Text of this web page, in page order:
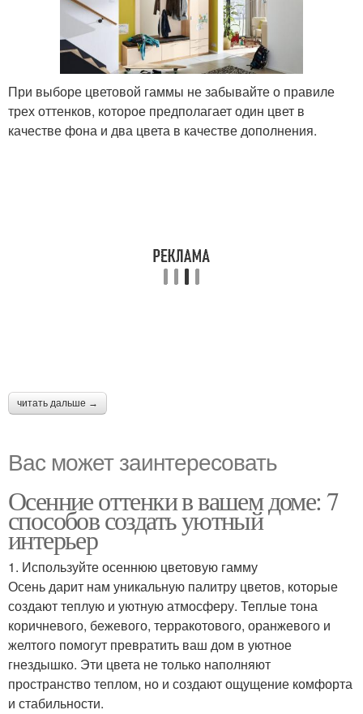
При выборе цветовой гаммы не забывайте о правиле
трех оттенков, которое предполагает один цвет в
качестве фона и два цвета в качестве дополнения.
читать дальше →
Вас может заинтересовать
Осенние оттенки в вашем доме: 7
способов создать уютный
интерьер
1. Используйте осеннюю цветовую гамму
Осень дарит нам уникальную палитру цветов, которые
создают теплую и уютную атмосферу. Теплые тона
коричневого, бежевого, терракотового, оранжевого и
желтого помогут превратить ваш дом в уютное
гнездышко. Эти цвета не только наполняют
пространство теплом, но и создают ощущение комфорта
и стабильности.